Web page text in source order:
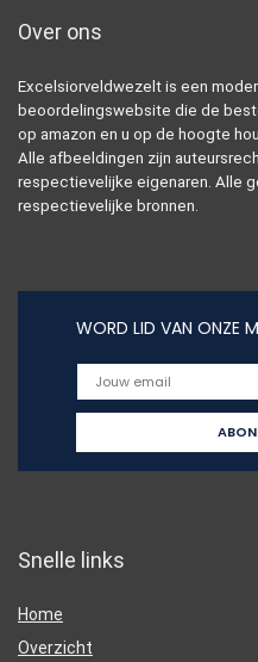
Over ons
Excelsiorveldwezelt is een
beoordelingswebsite die de
op amazon en u op de hoogte
Alle afbeeldingen zijn
respectievelijke eigenaren. Alle
respectievelijke bronnen.
WORD LID VAN ONZE
Snelle links
Home
Overzicht